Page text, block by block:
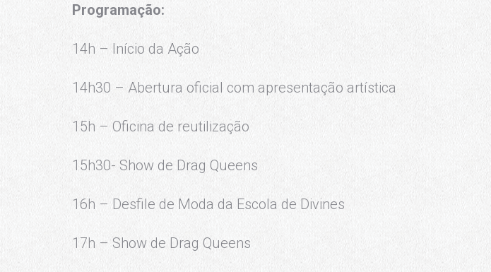
Programação:
14h – Início da Ação
14h30 – Abertura oficial com apresentação artística
15h – Oficina de reutilização
15h30- Show de Drag Queens
16h – Desfile de Moda da Escola de Divines
17h – Show de Drag Queens